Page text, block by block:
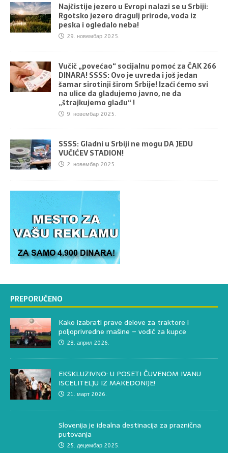
Najčistije jezero u Evropi nalazi se u Srbiji:
Rgotsko jezero dragulj prirode, voda iz
peska i ogledalo neba!
29. новембар 2025.
Vučič „povećao“ socijalnu pomoć za ČAK 266
DINARA! SSSS: Ovo je uvreda i još jedan
šamar sirotinji širom Srbije! Izaći ćemo svi
na ulice da gladujemo javno, ne da
„štrajkujemo glađu“ !
9. новембар 2025.
SSSS: Gladni u Srbiji ne mogu DA JEDU
VUČIĆEV STADION!
2. новембар 2025.
PREPORUČENO
Kako izabrati prave delove za traktore i
poljoprivredne mašine – vodič za kupce
28. април 2026.
EKSKLUZIVNO: U POSETI ČUVENOM IVANU
ISCELITELJU IZ MAKEDONIJE!
21. март 2026.
Slovenija je idealna destinacija za praznična
putovanja
25. децембар 2025.